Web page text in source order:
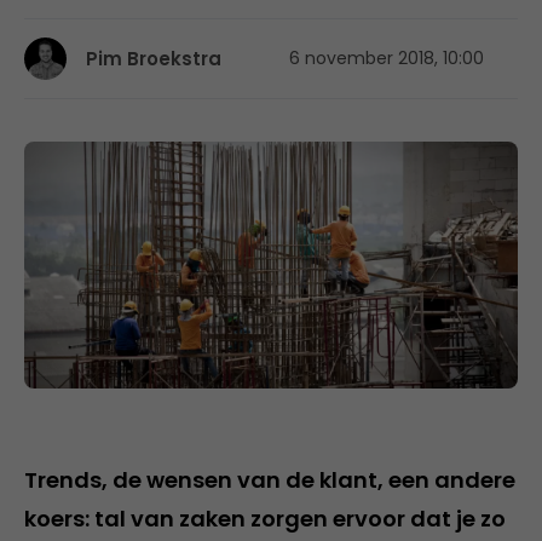
Pim Broekstra 6 november 2018, 10:00
Trends, de wensen van de klant, een andere
koers: tal van zaken zorgen ervoor dat je zo